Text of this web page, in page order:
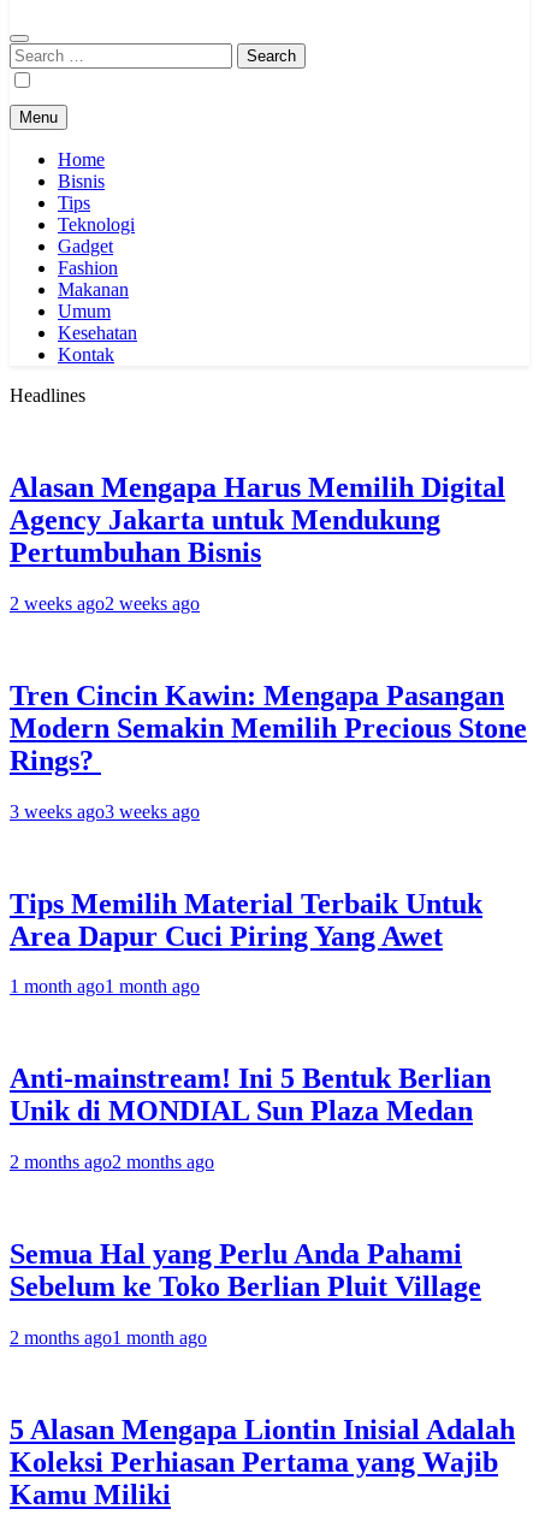
Search
for:
Menu
Home
Bisnis
Tips
Teknologi
Gadget
Fashion
Makanan
Umum
Kesehatan
Kontak
Headlines
Alasan Mengapa Harus Memilih Digital
Agency Jakarta untuk Mendukung
Pertumbuhan Bisnis
2 weeks ago2 weeks ago
Tren Cincin Kawin: Mengapa Pasangan
Modern Semakin Memilih Precious Stone
Rings?
3 weeks ago3 weeks ago
Tips Memilih Material Terbaik Untuk
Area Dapur Cuci Piring Yang Awet
1 month ago1 month ago
Anti-mainstream! Ini 5 Bentuk Berlian
Unik di MONDIAL Sun Plaza Medan
2 months ago2 months ago
Semua Hal yang Perlu Anda Pahami
Sebelum ke Toko Berlian Pluit Village
2 months ago1 month ago
5 Alasan Mengapa Liontin Inisial Adalah
Koleksi Perhiasan Pertama yang Wajib
Kamu Miliki